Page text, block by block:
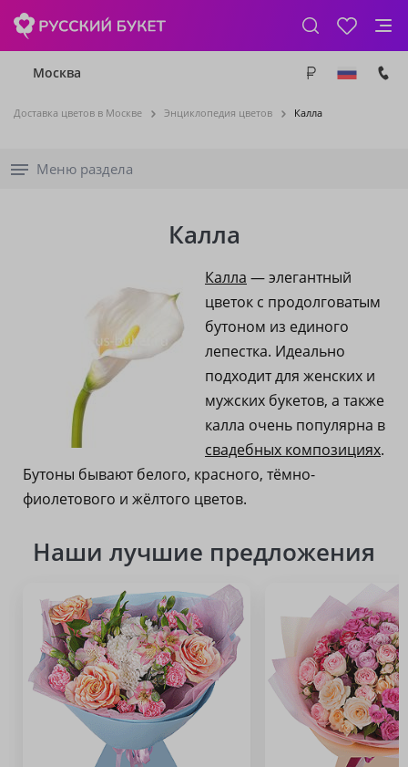
Москва
Доставка цветов в Москве Энциклопедия цветов Калла
Меню раздела
Калла
Калла — элегантный
цветок с продолговатым
бутоном из единого
лепестка. Идеально
подходит для женских и
мужских букетов, а также
калла очень популярна в
свадебных композициях.
Бутоны бывают белого, красного, тёмно-
фиолетового и жёлтого цветов.
Наши лучшие предложения